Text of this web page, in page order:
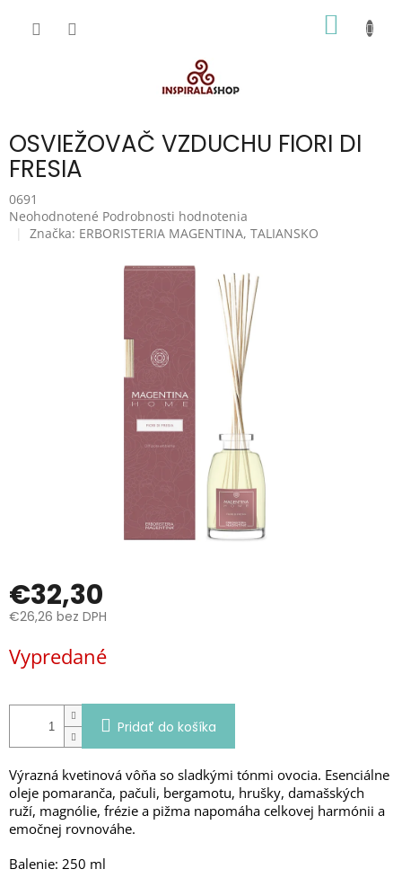
OSVIEŽOVAČ VZDUCHU FIORI DI
FRESIA
0691
Priemerné
hodnotenie
Neohodnotené Podrobnosti hodnotenia
Značka: ERBORISTERIA MAGENTINA, TALIANSKO
€32,30
€26,26 bez DPH
cena:
Vypredané
Pridať do košíka
Výrazná kvetinová vôňa so sladkými tónmi ovocia. Esenciálne
oleje pomaranča, pačuli, bergamotu, hrušky, damašských
ruží, magnólie, frézie a pižma napomáha celkovej harmónii a
emočnej rovnováhe.
Balenie: 250 ml